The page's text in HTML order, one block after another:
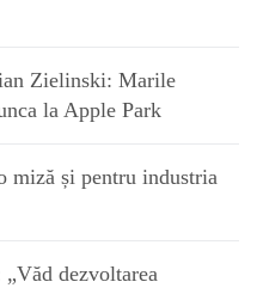
Zielinski: Marile
la Apple Park
miză și pentru industria
dezvoltarea